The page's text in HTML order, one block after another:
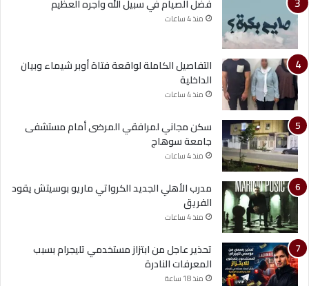
فضل الصيام في سبيل الله وأجره العظيم
منذ 4 ساعات
التفاصيل الكاملة لواقعة فتاة أوبر شيماء وبيان
الداخلية
منذ 4 ساعات
سكن مجاني لمرافقي المرضى أمام مستشفى
جامعة سوهاج
منذ 4 ساعات
مدرب الأهلي الجديد الكرواتي ماريو بوسيتش يقود
الفريق
منذ 4 ساعات
تحذير عاجل من ابتزاز مستخدمي تليجرام بسبب
المعرفات النادرة
منذ 18 ساعة